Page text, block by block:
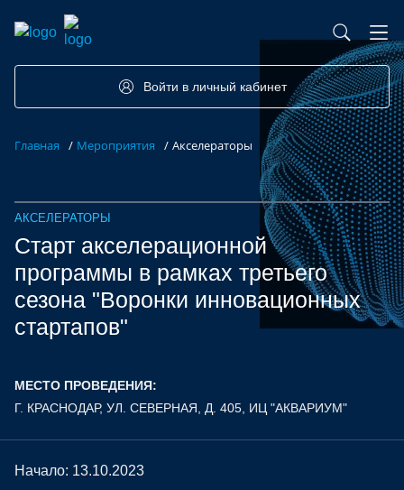
Войти в личный кабинет
Главная / Мероприятия / Акселераторы
АКСЕЛЕРАТОРЫ
Старт акселерационной
программы в рамках третьего
сезона "Воронки инновационных
стартапов"
МЕСТО ПРОВЕДЕНИЯ:
Г. КРАСНОДАР, УЛ. СЕВЕРНАЯ, Д. 405, ИЦ "АКВАРИУМ"
Начало: 13.10.2023
Форумы/Конференции